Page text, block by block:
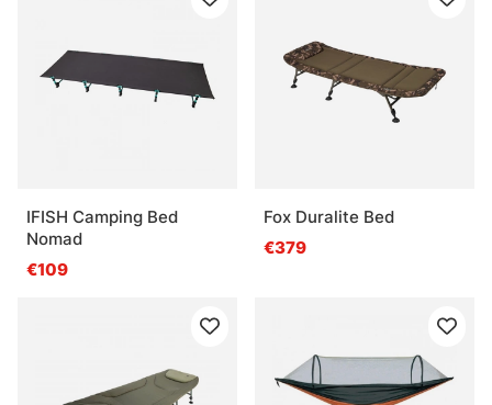
IFISH Camping Bed
Nomad
€109
Fox Duralite Bed
€379